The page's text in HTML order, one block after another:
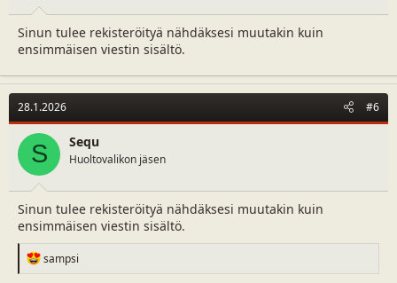
Sinun tulee rekisteröityä nähdäksesi muutakin kuin
ensimmäisen viestin sisältö.
28.1.2026 #6
S Sequ
Huoltovalikon jäsen
Sinun tulee rekisteröityä nähdäksesi muutakin kuin
ensimmäisen viestin sisältö.
R
e
sampsi